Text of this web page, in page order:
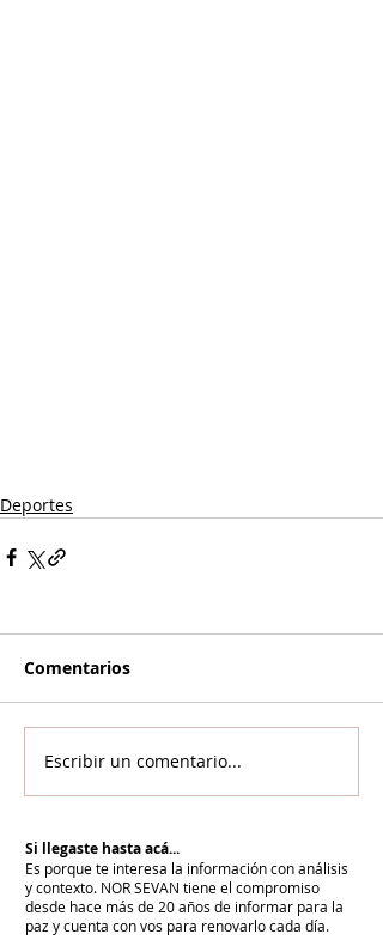
Deportes
Comentarios
Escribir un comentario...
Si llegaste hasta acá...
Es porque te interesa la información con análisis
y contexto. NOR SEVAN tiene el compromiso
desde hace más de 20 años de informar para la
paz y cuenta con vos para renovarlo cada día.